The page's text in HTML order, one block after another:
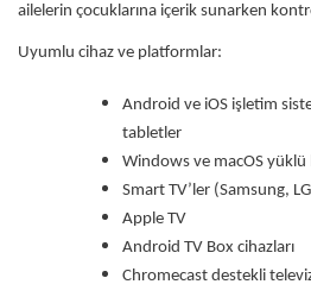
ailelerin çocuklarına içerik sunarken
Uyumlu cihaz ve platformlar:
Android ve iOS işletim
tabletler
Windows ve macOS yüklü
Smart TV’ler (Samsung,
Apple TV
Android TV Box cihazları
Chromecast destekli